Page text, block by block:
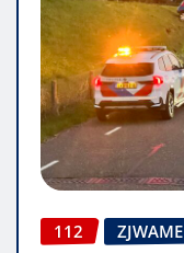
112 ZJWAME